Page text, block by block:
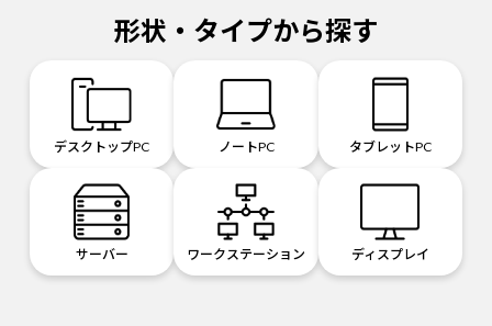
形状・タイプから探す
デスクトップPC ノートPC タブレットPC
サーバー ワークステーション ディスプレイ